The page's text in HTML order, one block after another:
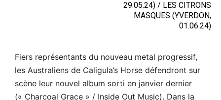
29.05.24) / LES CITRONS
MASQUES (YVERDON,
01.06.24)
Fiers représentants du nouveau metal progressif,
les Australiens de Caligula’s Horse défendront sur
scène leur nouvel album sorti en janvier dernier
(« Charcoal Grace » / Inside Out Music). Dans la